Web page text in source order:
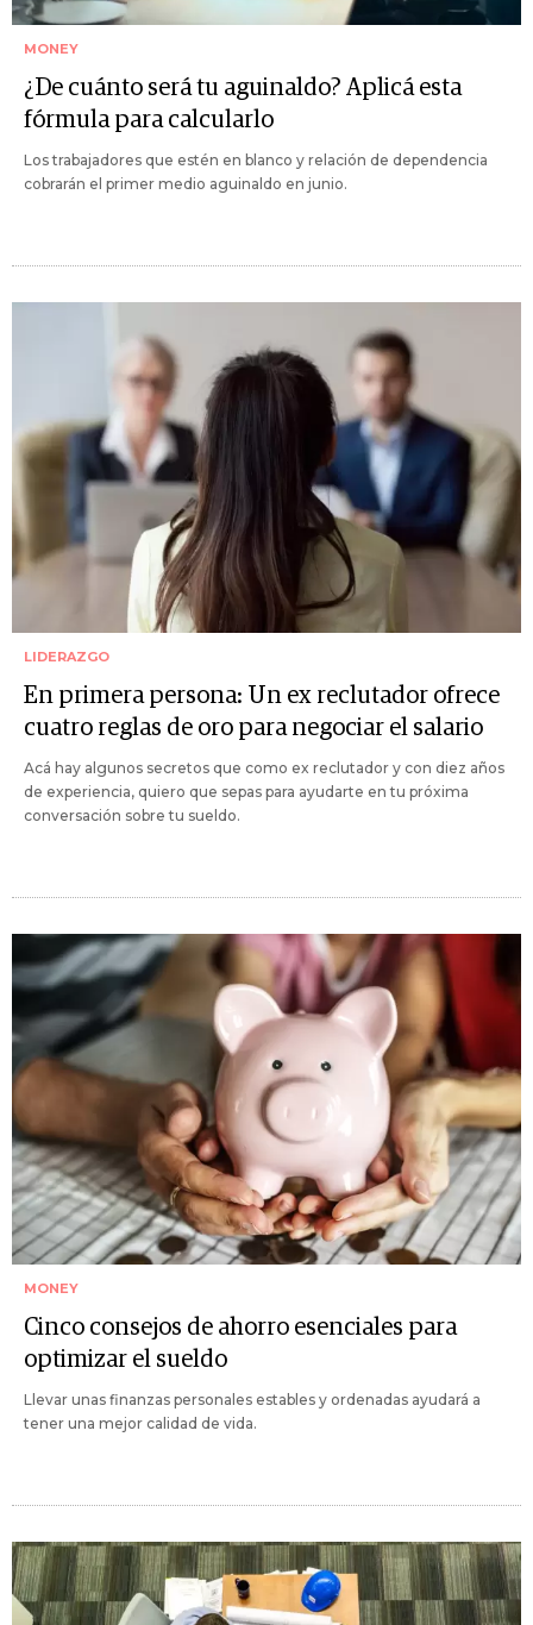
MONEY
¿De cuánto será tu aguinaldo? Aplicá esta
fórmula para calcularlo
Los trabajadores que estén en blanco y relación de dependencia
cobrarán el primer medio aguinaldo en junio.
LIDERAZGO
En primera persona: Un ex reclutador ofrece
cuatro reglas de oro para negociar el salario
Acá hay algunos secretos que como ex reclutador y con diez años
de experiencia, quiero que sepas para ayudarte en tu próxima
conversación sobre tu sueldo.
MONEY
Cinco consejos de ahorro esenciales para
optimizar el sueldo
Llevar unas finanzas personales estables y ordenadas ayudará a
tener una mejor calidad de vida.